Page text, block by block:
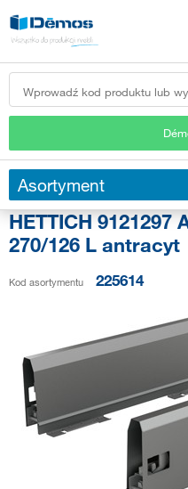
Asortyment
HETTICH 9121297
270/126 L antracyt
Kod asortymentu 225614